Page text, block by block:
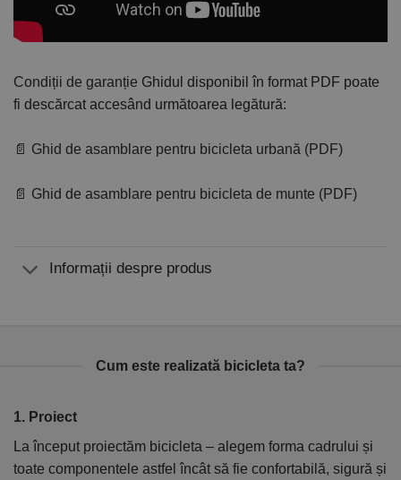
Condiții de garanție Ghidul disponibil în format PDF poate
fi descărcat accesând următoarea legătură:
📄 Ghid de asamblare pentru bicicleta urbană (PDF)
📄 Ghid de asamblare pentru bicicleta de munte (PDF)
Informații despre produs
Cum este realizată bicicleta ta?
1. Proiect
La început proiectăm bicicleta – alegem forma cadrului și
toate componentele astfel încât să fie confortabilă, sigură și